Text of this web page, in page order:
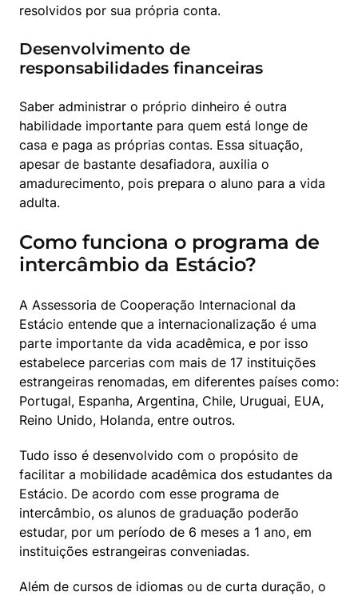
resolvidos por sua própria conta.
Desenvolvimento de
responsabilidades financeiras
Saber administrar o próprio dinheiro é outra
habilidade importante para quem está longe de
casa e paga as próprias contas. Essa situação,
apesar de bastante desafiadora, auxilia o
amadurecimento, pois prepara o aluno para a vida
adulta.
Como funciona o programa de
intercâmbio da Estácio?
A Assessoria de Cooperação Internacional da
Estácio entende que a internacionalização é uma
parte importante da vida acadêmica, e por isso
estabelece parcerias com mais de 17 instituições
estrangeiras renomadas, em diferentes países como:
Portugal, Espanha, Argentina, Chile, Uruguai, EUA,
Reino Unido, Holanda, entre outros.
Tudo isso é desenvolvido com o propósito de
facilitar a mobilidade acadêmica dos estudantes da
Estácio. De acordo com esse programa de
intercâmbio, os alunos de graduação poderão
estudar, por um período de 6 meses a 1 ano, em
instituições estrangeiras conveniadas.
Além de cursos de idiomas ou de curta duração, o